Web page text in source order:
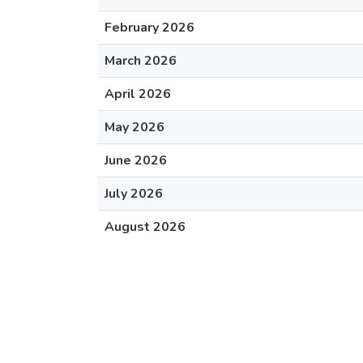
February 2026
March 2026
April 2026
May 2026
June 2026
July 2026
August 2026